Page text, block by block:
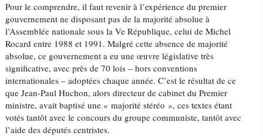
Pour le comprendre, il faut revenir à l’expérience du premier
gouvernement ne disposant pas de la majorité absolue à
l’Assemblée nationale sous la Ve République, celui de Michel
Rocard entre 1988 et 1991. Malgré cette absence de majorité
absolue, ce gouvernement a eu une œuvre législative très
significative, avec près de 70 lois – hors conventions
internationales – adoptées chaque année. C’est le résultat de ce
que Jean-Paul Huchon, alors directeur de cabinet du Premier
ministre, avait baptisé une « majorité stéréo », ces textes étant
votés tantôt avec le concours du groupe communiste, tantôt avec
l’aide des députés centristes.